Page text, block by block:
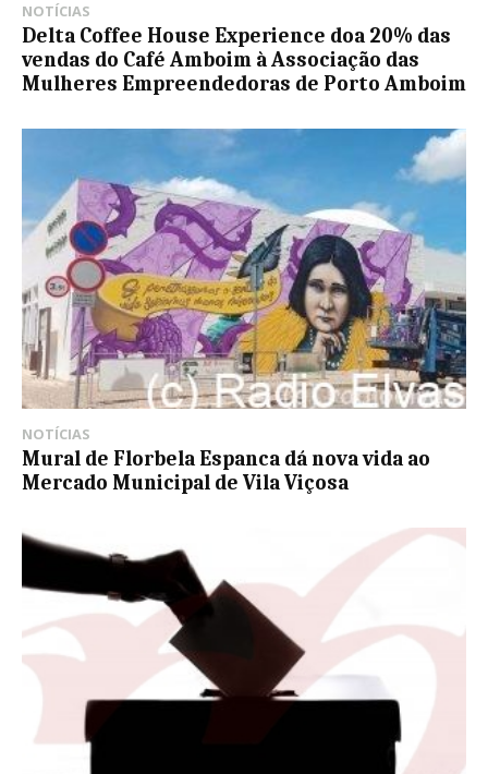
NOTÍCIAS
Delta Coffee House Experience doa 20% das
vendas do Café Amboim à Associação das
Mulheres Empreendedoras de Porto Amboim
NOTÍCIAS
Mural de Florbela Espanca dá nova vida ao
Mercado Municipal de Vila Viçosa